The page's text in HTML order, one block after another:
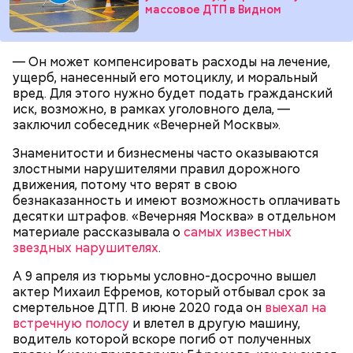
массовое ДТП в Видном
— Он может компенсировать расходы на лечение,
ущерб, нанесенный его мотоциклу, и моральный
вред. Для этого нужно будет подать гражданский
иск, возможно, в рамках уголовного дела, —
заключил собеседник «Вечерней Москвы».
Знаменитости и бизнесмены часто оказываются
злостными нарушителями правил дорожного
движения, потому что верят в свою
безнаказанность и имеют возможность оплачивать
десятки штрафов. «Вечерняя Москва» в отдельном
материале рассказывала о самых известных
звездных нарушителях.
А 9 апреля из тюрьмы условно-досрочно вышел
актер Михаил Ефремов, который отбывал срок за
смертельное ДТП. В июне 2020 года он выехал на
встречную полосу и влетел в другую машину,
водитель которой вскоре погиб от полученных
— Гасанов, являясь индивидуальным
предпринимателем, осуществлял
Родственники обналичивали деньги и возвращали
их Гасанову. А чтобы пользоваться деньгами и не
вызвать подозрений у налоговой, Гасанов либо
распределял их между еще несколькими счетами,
либопокупал на них квартиры .
Следующим подопытным стал друг детства
Миссюры Константин. 3 февраля того же года,
когда молодые люди ехали вместе в машине,
подозреваемый угостил приятеля морсом с
этиленгликолем. Через два дня Константин умер в
— Мы съездили за витаминами, вернулись обратно,
поднялись домой. У него ухудшилось самочувствие
через сутки... Его увезли в больницу,
реанимировали, и там он скончался, — рассказывал
Миссюра на допросе.